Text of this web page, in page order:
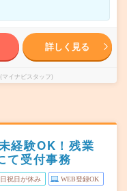
詳しく見る
イナビスタッフ)
経験OK！残業
て受付事務
祝日が休み WEB登録OK